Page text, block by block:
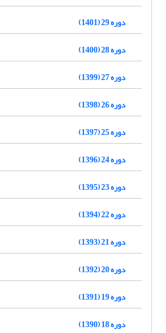
دوره 29 (1401)
دوره 28 (1400)
دوره 27 (1399)
دوره 26 (1398)
دوره 25 (1397)
دوره 24 (1396)
دوره 23 (1395)
دوره 22 (1394)
دوره 21 (1393)
دوره 20 (1392)
دوره 19 (1391)
دوره 18 (1390)